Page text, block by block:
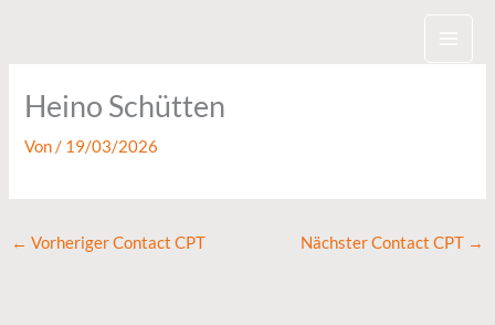
Heino Schütten
Von/ 19/03/2026
← Vorheriger Contact CPT Nächster Contact CPT →